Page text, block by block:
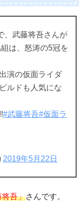
、武藤将吾さんが
は、怒涛の5冠を
演の仮面ライダ
ルドも人気にな
#武藤将吾#仮面ラ
2019年5月22日
将吾」さんです。